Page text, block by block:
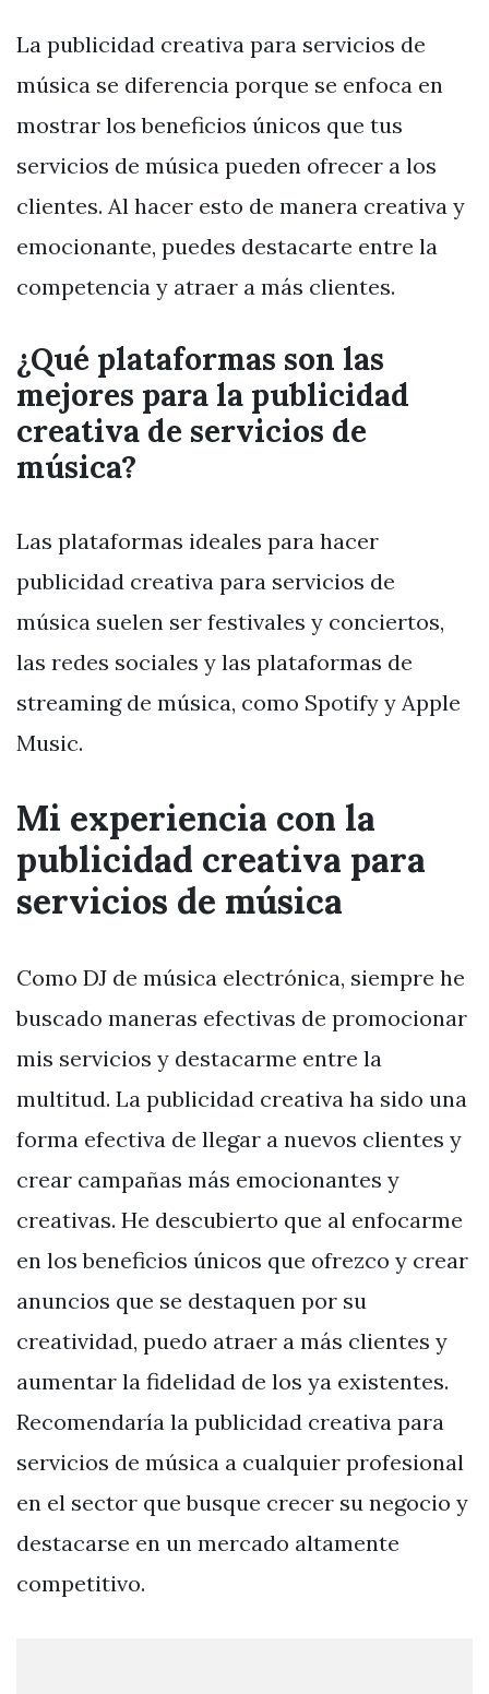
La publicidad creativa para servicios de
música se diferencia porque se enfoca en
mostrar los beneficios únicos que tus
servicios de música pueden ofrecer a los
clientes. Al hacer esto de manera creativa y
emocionante, puedes destacarte entre la
competencia y atraer a más clientes.
¿Qué plataformas son las
mejores para la publicidad
creativa de servicios de
música?
Las plataformas ideales para hacer
publicidad creativa para servicios de
música suelen ser festivales y conciertos,
las redes sociales y las plataformas de
streaming de música, como Spotify y Apple
Music.
Mi experiencia con la
publicidad creativa para
servicios de música
Como DJ de música electrónica, siempre he
buscado maneras efectivas de promocionar
mis servicios y destacarme entre la
multitud. La publicidad creativa ha sido una
forma efectiva de llegar a nuevos clientes y
crear campañas más emocionantes y
creativas. He descubierto que al enfocarme
en los beneficios únicos que ofrezco y crear
anuncios que se destaquen por su
creatividad, puedo atraer a más clientes y
aumentar la fidelidad de los ya existentes.
Recomendaría la publicidad creativa para
servicios de música a cualquier profesional
en el sector que busque crecer su negocio y
destacarse en un mercado altamente
competitivo.